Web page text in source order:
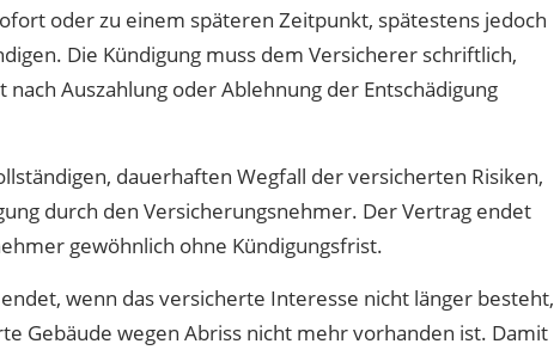
oder zu einem späteren Zeitpunkt, spätestens jedoch
Die Kündigung muss dem Versicherer schriftlich,
Auszahlung oder Ablehnung der Entschädigung
dauerhaften Wegfall der versicherten Risiken,
durch den Versicherungsnehmer. Der Vertrag endet
gewöhnlich ohne Kündigungsfrist.
wenn das versicherte Interesse nicht länger besteht,
Gebäude wegen Abriss nicht mehr vorhanden ist. Damit